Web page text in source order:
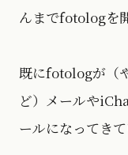
んまでfotologを
既にfotologが（
ど）メールや
ールになってき